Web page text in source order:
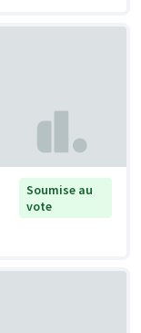
Soumise au
vote